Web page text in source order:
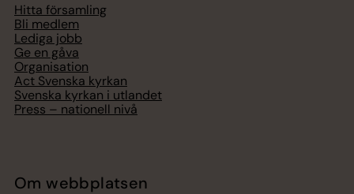
Hitta församling
Bli medlem
Lediga jobb
Ge en gåva
Organisation
Act Svenska kyrkan
Svenska kyrkan i utlandet
Press – nationell nivå
Om webbplatsen